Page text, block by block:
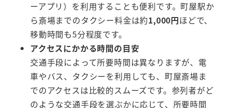
ーアプリ）を利用することも便利です。町屋駅か
ら斎場までのタクシー料金は約1,000円ほどで、
移動時間も5分程度です。
アクセスにかかる時間の目安
交通手段によって所要時間は異なりますが、電
車やバス、タクシーを利用しても、町屋斎場ま
でのアクセスは比較的スムーズです。参列者がど
のような交通手段を選ぶかに応じて、所要時間